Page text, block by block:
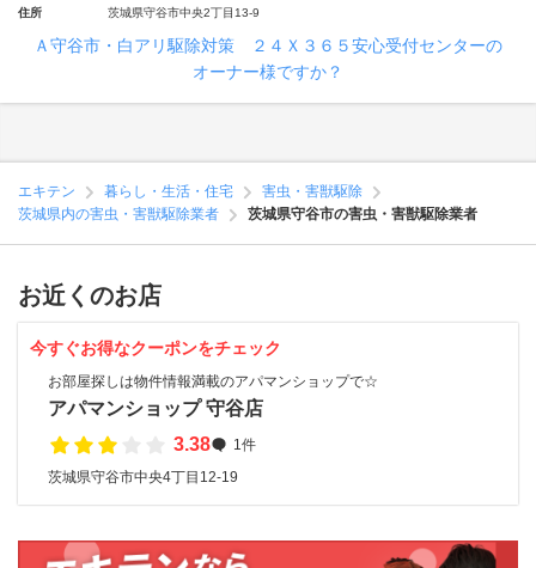
住所 茨城県守谷市中央2丁目13-9
Ａ守谷市・白アリ駆除対策 ２４Ｘ３６５安心受付センターの
オーナー様ですか？
エキテン 暮らし・生活・住宅
害虫・害獣駆除
茨城県内の害虫・害獣駆除業者
茨城県守谷市の害虫・害獣駆除業者
お近くのお店
今すぐお得なクーポンをチェック
お部屋探しは物件情報満載のアパマンショップで☆
アパマンショップ 守谷店
3.38
1件
茨城県守谷市中央4丁目12-19